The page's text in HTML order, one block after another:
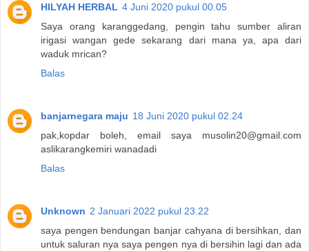
HILYAH HERBAL 4 Juni 2020 pukul 00.05
Saya orang karanggedang, pengin tahu sumber aliran
irigasi wangan gede sekarang dari mana ya, apa dari
waduk mrican?
Balas
banjarnegara maju 18 Juni 2020 pukul 02.24
pak,kopdar boleh, email saya musolin20@gmail.com
aslikarangkemiri wanadadi
Balas
Unknown 2 Januari 2022 pukul 23.22
saya pengen bendungan banjar cahyana di bersihkan, dan
untuk saluran nya saya pengen nya di bersihin lagi dan ada